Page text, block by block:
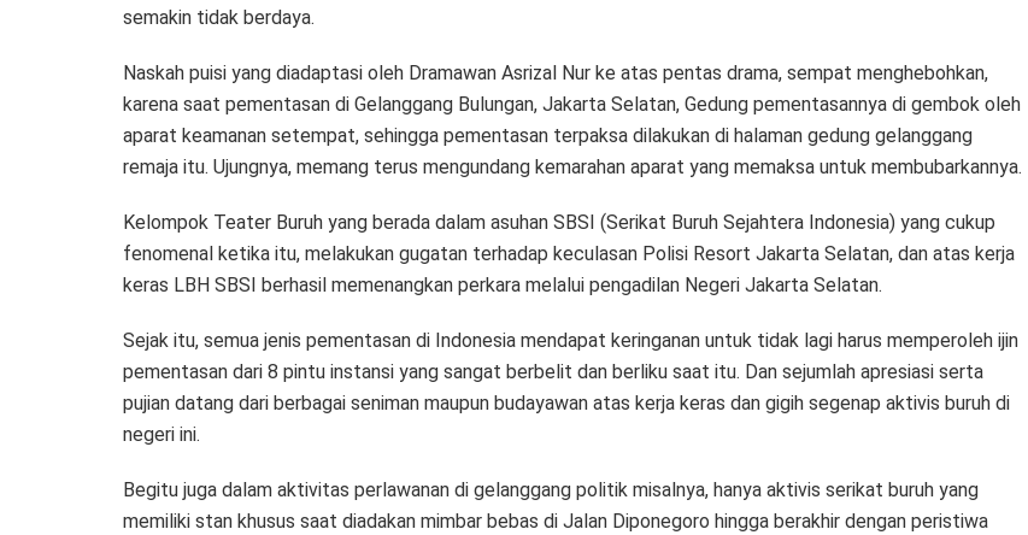
semakin tidak berdaya.
Naskah puisi yang diadaptasi oleh Dramawan Asrizal Nur ke atas pentas drama, sempat menghebohkan,
karena saat pementasan di Gelanggang Bulungan, Jakarta Selatan, Gedung pementasannya di gembok oleh
aparat keamanan setempat, sehingga pementasan terpaksa dilakukan di halaman gedung gelanggang
remaja itu. Ujungnya, memang terus mengundang kemarahan aparat yang memaksa untuk membubarkannya.
Kelompok Teater Buruh yang berada dalam asuhan SBSI (Serikat Buruh Sejahtera Indonesia) yang cukup
fenomenal ketika itu, melakukan gugatan terhadap keculasan Polisi Resort Jakarta Selatan, dan atas kerja
keras LBH SBSI berhasil memenangkan perkara melalui pengadilan Negeri Jakarta Selatan.
Sejak itu, semua jenis pementasan di Indonesia mendapat keringanan untuk tidak lagi harus memperoleh ijin
pementasan dari 8 pintu instansi yang sangat berbelit dan berliku saat itu. Dan sejumlah apresiasi serta
pujian datang dari berbagai seniman maupun budayawan atas kerja keras dan gigih segenap aktivis buruh di
negeri ini.
Begitu juga dalam aktivitas perlawanan di gelanggang politik misalnya, hanya aktivis serikat buruh yang
memiliki stan khusus saat diadakan mimbar bebas di Jalan Diponegoro hingga berakhir dengan peristiwa